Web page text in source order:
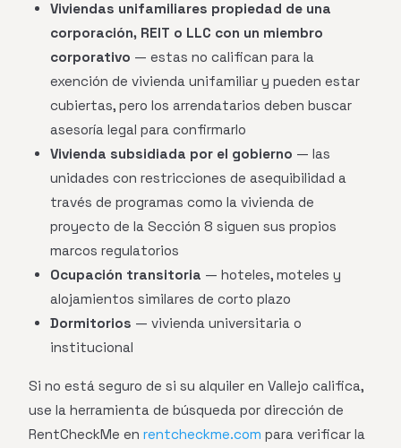
Viviendas unifamiliares propiedad de una
corporación, REIT o LLC con un miembro
corporativo — estas no califican para la
exención de vivienda unifamiliar y pueden estar
cubiertas, pero los arrendatarios deben buscar
asesoría legal para confirmarlo
Vivienda subsidiada por el gobierno — las
unidades con restricciones de asequibilidad a
través de programas como la vivienda de
proyecto de la Sección 8 siguen sus propios
marcos regulatorios
Ocupación transitoria — hoteles, moteles y
alojamientos similares de corto plazo
Dormitorios — vivienda universitaria o
institucional
Si no está seguro de si su alquiler en Vallejo califica,
use la herramienta de búsqueda por dirección de
RentCheckMe en rentcheckme.com para verificar la